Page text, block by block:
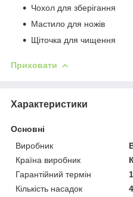
Чохол для зберігання
Мастило для ножів
Щіточка для чищення
Приховати
Характеристики
Основні
Виробник
Країна виробник
Гарантійний термін
Кількість насадок
4